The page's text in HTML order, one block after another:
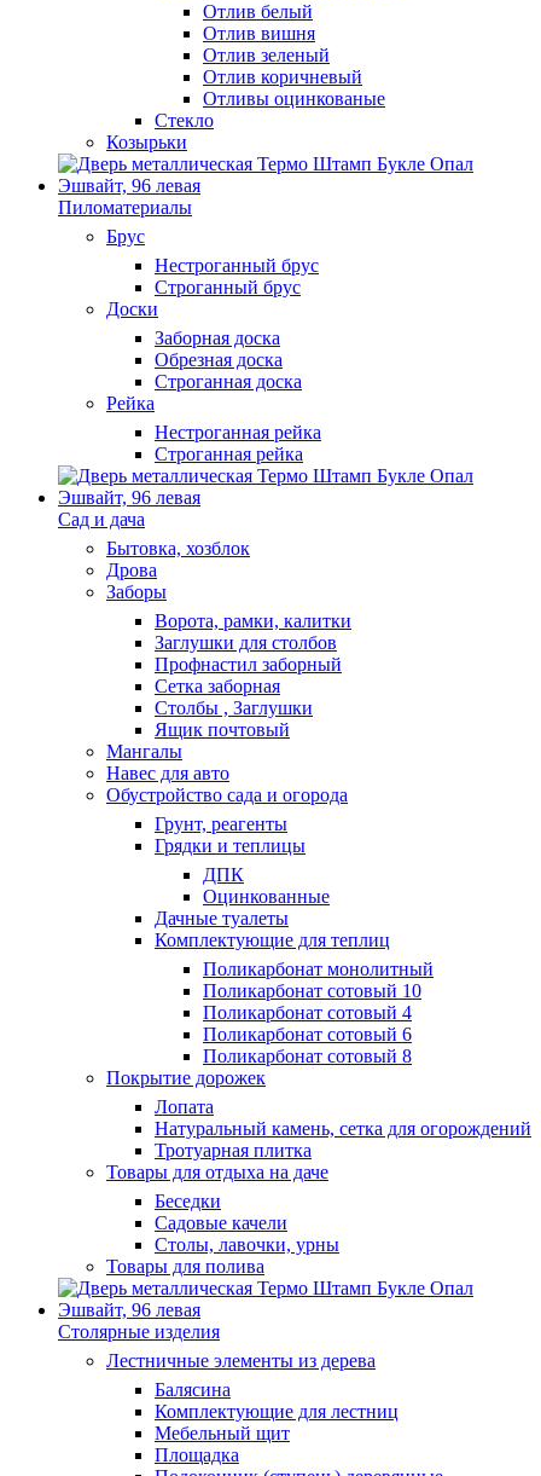
Отлив белый
Отлив вишня
Отлив зеленый
Отлив коричневый
Отливы оцинкованые
Стекло
Козырьки
Пиломатериалы
Брус
Нестроганный брус
Строганный брус
Доски
Заборная доска
Обрезная доска
Строганная доска
Рейка
Нестроганная рейка
Строганная рейка
Сад и дача
Бытовка, хозблок
Дрова
Заборы
Ворота, рамки, калитки
Заглушки для столбов
Профнастил заборный
Сетка заборная
Столбы , Заглушки
Ящик почтовый
Мангалы
Навес для авто
Обустройство сада и огорода
Грунт, реагенты
Грядки и теплицы
ДПК
Оцинкованные
Дачные туалеты
Комплектующие для теплиц
Поликарбонат монолитный
Поликарбонат сотовый 10
Поликарбонат сотовый 4
Поликарбонат сотовый 6
Поликарбонат сотовый 8
Покрытие дорожек
Лопата
Натуральный камень, сетка для огорождений
Тротуарная плитка
Товары для отдыха на даче
Беседки
Садовые качели
Столы, лавочки, урны
Товары для полива
Столярные изделия
Лестничные элементы из дерева
Балясина
Комплектующие для лестниц
Мебельный щит
Площадка